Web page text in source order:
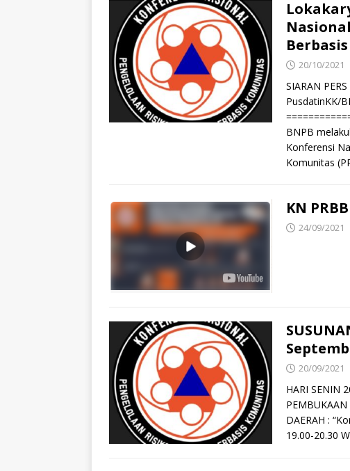
20/10/2021
SIARAN
PusdatinKK/
BNPB
Konferensi
Komunitas
KN
24/09/2021
20/09/2021
HARI SENIN
DAERAH :
19.00-20.30